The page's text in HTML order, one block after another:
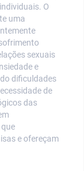
O
uma
sexuais
e
dificuldades
de
das
e ofereçam